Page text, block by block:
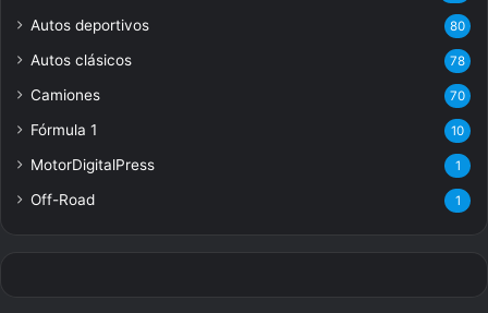
Autos deportivos 80
Autos clásicos 78
Camiones 70
Fórmula 1 10
MotorDigitalPress 1
Off-Road 1